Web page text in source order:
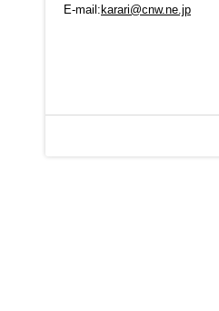
E-mail: karari@cnw.ne.jp